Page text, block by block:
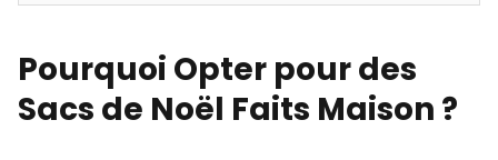
Pourquoi Opter pour des
Sacs de Noël Faits Maison ?